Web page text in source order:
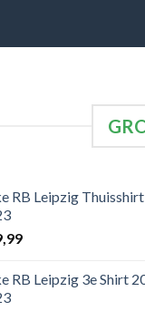
RB Leipzig
RB Leipzig 3e Shirt